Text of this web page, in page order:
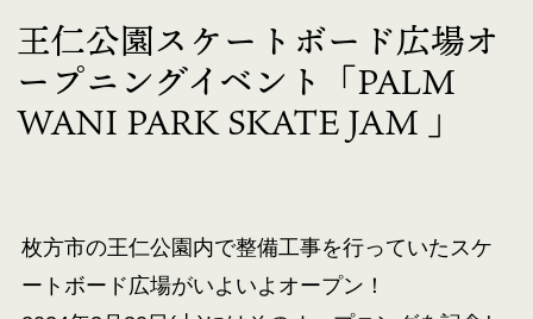
王仁公園スケートボード広場オ
ープニングイベント「PALM
WANI PARK SKATE JAM 」
枚方市の王仁公園内で整備工事を行っていたスケ
ートボード広場がいよいよオープン！